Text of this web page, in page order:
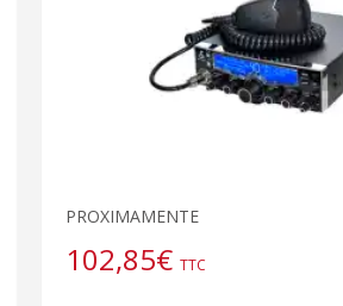
PROXIMAMENTE
102,85€ TTC